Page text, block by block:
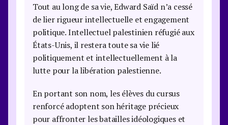
Tout au long de sa vie, Edward Saïd n’a cessé
de lier rigueur intellectuelle et engagement
politique. Intellectuel palestinien réfugié aux
États-Unis, il restera toute sa vie lié
politiquement et intellectuellement à la
lutte pour la libération palestienne.
En portant son nom, les élèves du cursus
renforcé adoptent son héritage précieux
pour affronter les batailles idéologiques et